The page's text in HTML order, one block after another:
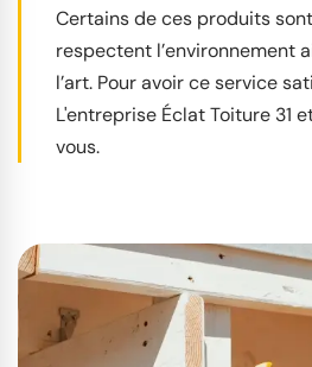
Certains de ces produits
respectent l’environnement
l’art. Pour avoir ce service
L'entreprise Éclat Toiture 31
vous.